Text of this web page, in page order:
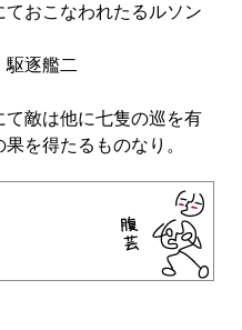
おこなわれたるルソン
逐艦二
敵は他に七隻の巡を有
を得たるものなり。